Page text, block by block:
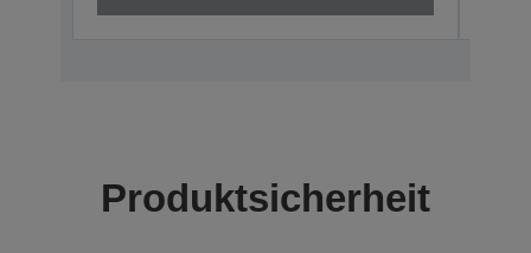
Produktsicherheit